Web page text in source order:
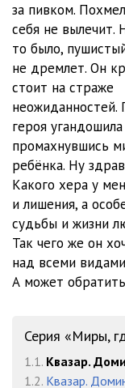
10. Глава 10
11. Глава 11
12. Глава 12
13. Глава 13
14. Глава 14
15. Глава 15
16. Глава 16
17. Глава 17
18. Глава 18
20. Глава 20
21. Глава 21
за пивком.
себя не вылечит.
то было,
не дремлет. Он
стоит на страже
неожиданностей.
героя
промахнувшись
ребёнка. Ну
Какого хера у
и лишения, а
судьбы и жизни
Так чего же он
над всеми
А может
Серия «Миры,
1.1. Квазар.
1.2. Квазар.